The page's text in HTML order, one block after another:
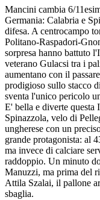
Mancini cambia 6/
Germania: Calabria e
difesa. A centrocampo
Politano-Raspadori-
sorpresa hanno battuto
veterano Gulacsi tra i
aumentano con il
prodigioso sullo stacco
sventa l'unico pericolo
E' bella e diverte questa
Spinazzola, velo di
ungherese con un
grande protagonista: al
ma invece di calciare
raddoppio. Un minuto
Manuzzi, ma prima del
Attila Szalai, il pallone
sbaglia.